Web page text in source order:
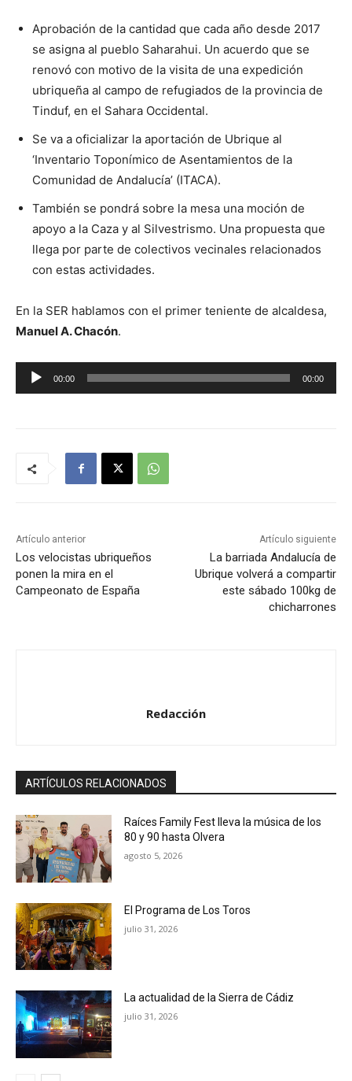
Aprobación de la cantidad que cada año desde 2017
se asigna al pueblo Saharahui. Un acuerdo que se
renovó con motivo de la visita de una expedición
ubriqueña al campo de refugiados de la provincia de
Tinduf, en el Sahara Occidental.
Se va a oficializar la aportación de Ubrique al
‘Inventario Toponímico de Asentamientos de la
Comunidad de Andalucía’ (ITACA).
También se pondrá sobre la mesa una moción de
apoyo a la Caza y al Silvestrismo. Una propuesta que
llega por parte de colectivos vecinales relacionados
con estas actividades.
En la SER hablamos con el primer teniente de alcaldesa,
Manuel A. Chacón.
e
t
o
r
d
00:00 00:00
Artículo anterior
Los velocistas ubriqueños
ponen la mira en el
Campeonato de España
Artículo siguiente
La barriada Andalucía de
Ubrique volverá a compartir
este sábado 100kg de
chicharrones
Redacción
ARTÍCULOS RELACIONADOS
Raíces Family Fest lleva la música de los
80 y 90 hasta Olvera
agosto 5, 2026
El Programa de Los Toros
julio 31, 2026
La actualidad de la Sierra de Cádiz
julio 31, 2026